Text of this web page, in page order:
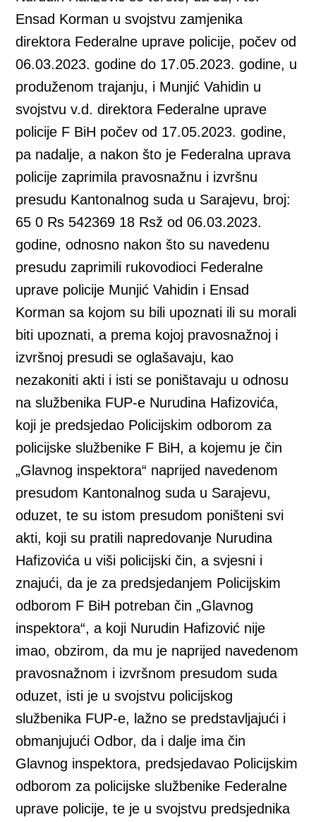
Ensad Korman u svojstvu zamjenika
direktora Federalne uprave policije, počev od
06.03.2023. godine do 17.05.2023. godine, u
produženom trajanju, i Munjić Vahidin u
svojstvu v.d. direktora Federalne uprave
policije F BiH počev od 17.05.2023. godine,
pa nadalje, a nakon što je Federalna uprava
policije zaprimila pravosnažnu i izvršnu
presudu Kantonalnog suda u Sarajevu, broj:
65 0 Rs 542369 18 Rsž od 06.03.2023.
godine, odnosno nakon što su navedenu
presudu zaprimili rukovodioci Federalne
uprave policije Munjić Vahidin i Ensad
Korman sa kojom su bili upoznati ili su morali
biti upoznati, a prema kojoj pravosnažnoj i
izvršnoj presudi se oglašavaju, kao
nezakoniti akti i isti se poništavaju u odnosu
na službenika FUP-e Nurudina Hafizovića,
koji je predsjedao Policijskim odborom za
policijske službenike F BiH, a kojemu je čin
„Glavnog inspektora“ naprijed navedenom
presudom Kantonalnog suda u Sarajevu,
oduzet, te su istom presudom poništeni svi
akti, koji su pratili napredovanje Nurudina
Hafizovića u viši policijski čin, a svjesni i
znajući, da je za predsjedanjem Policijskim
odborom F BiH potreban čin „Glavnog
inspektora“, a koji Nurudin Hafizović nije
imao, obzirom, da mu je naprijed navedenom
pravosnažnom i izvršnom presudom suda
oduzet, isti je u svojstvu policijskog
službenika FUP-e, lažno se predstavljajući i
obmanjujući Odbor, da i dalje ima čin
Glavnog inspektora, predsjedavao Policijskim
odborom za policijske službenike Federalne
uprave policije, te je u svojstvu predsjednika